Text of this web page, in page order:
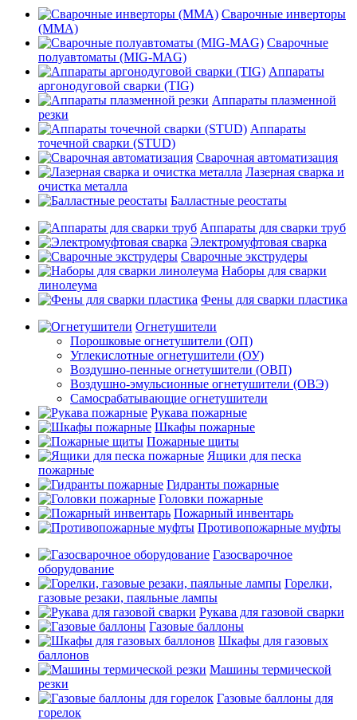
Сварочные инверторы
(MMA)
Сварочные
полуавтоматы (MIG-MAG)
Аппараты
аргонодуговой сварки (TIG)
Аппараты плазменной
резки
Аппараты
точечной сварки (STUD)
Сварочная автоматизация
Лазерная сварка и
очистка металла
Балластные реостаты
Аппараты для сварки труб
Электромуфтовая сварка
Сварочные экструдеры
Наборы для сварки
линолеума
Фены для сварки пластика
Огнетушители
Порошковые огнетушители (ОП)
Углекислотные огнетушители (ОУ)
Воздушно-пенные огнетушители (ОВП)
Воздушно-эмульсионные огнетушители (ОВЭ)
Самосрабатывающие огнетушители
Рукава пожарные
Шкафы пожарные
Пожарные щиты
Ящики для песка
пожарные
Гидранты пожарные
Головки пожарные
Пожарный инвентарь
Противопожарные муфты
Газосварочное
оборудование
Горелки,
газовые резаки, паяльные лампы
Рукава для газовой сварки
Газовые баллоны
Шкафы для газовых
баллонов
Машины термической
резки
Газовые баллоны для
горелок